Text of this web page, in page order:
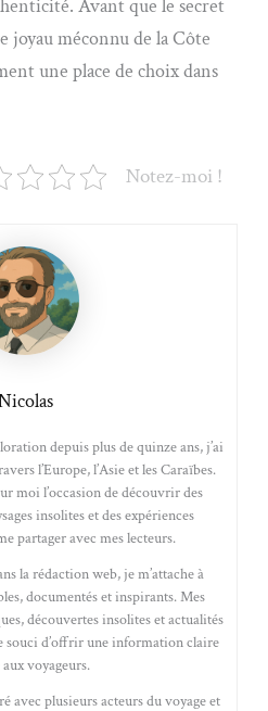
Avant que le secret
joyau méconnu de la Côte
une place de choix dans
Notez-moi !
depuis plus de quinze ans, j’ai
l’Europe, l’Asie et les Caraïbes.
moi l’occasion de découvrir des
insolites et des expériences
partager avec mes lecteurs.
la rédaction web, je m’attache à
documentés et inspirants. Mes
découvertes insolites et actualités
souci d’offrir une information claire
voyageurs.
avec plusieurs acteurs du voyage et